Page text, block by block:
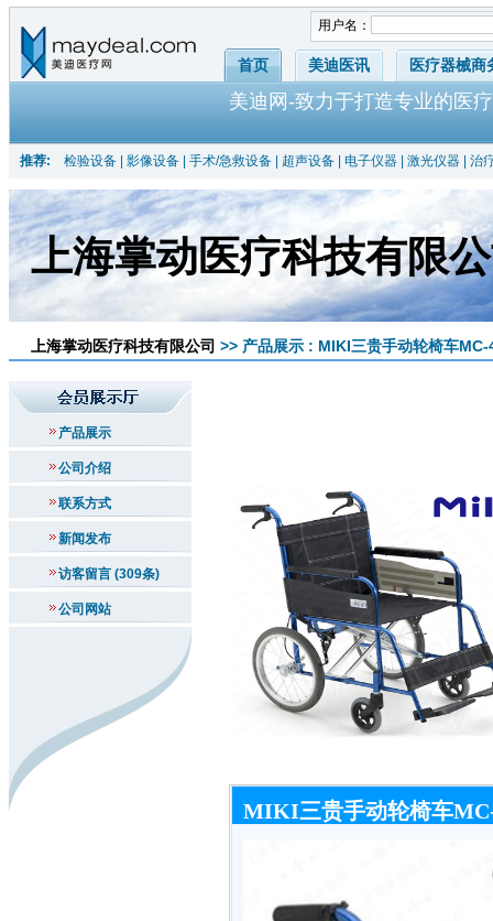
用户名：
首页 美迪医讯 医疗器械商
美迪网-致力于打造专业的医
推荐: 检验设备 影像设备 手术/急救设备 超声设备 电子仪器 激光仪器 治
上海掌动医疗科技有限
上海掌动医疗科技有限公司 >> 产品展示 : MIKI三贵手动轮椅车
产品展示
公司介绍
联系方式
新闻发布
访客留言 (309条)
公司网站
MIKI三贵手动轮椅车